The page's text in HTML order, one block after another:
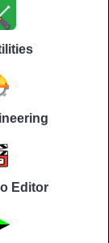
Editor